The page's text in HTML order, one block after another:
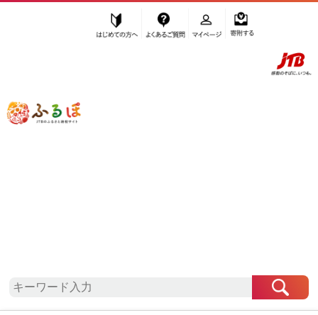
ふるぽ JTBのふるさと納税サイト